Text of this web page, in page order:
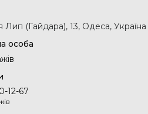
Лип (Гайдара), 13, Одеса, Україна
12-67